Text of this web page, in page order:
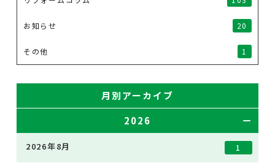
お知らせ 20
その他 1
月別アーカイブ
2026
2026年8月 1